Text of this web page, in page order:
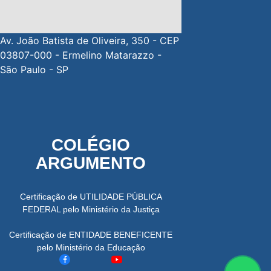
COLÉGIO
ARGUMENTO
Certificação de UTILIDADE PÚBLICA
FEDERAL pelo Ministério da Justiça
Certificação de ENTIDADE BENEFICENTE
pelo Ministério da Educação
Av. João Batista de Oliveira, 350 - CEP
03807-000 - Ermelino Matarazzo -
São Paulo - SP